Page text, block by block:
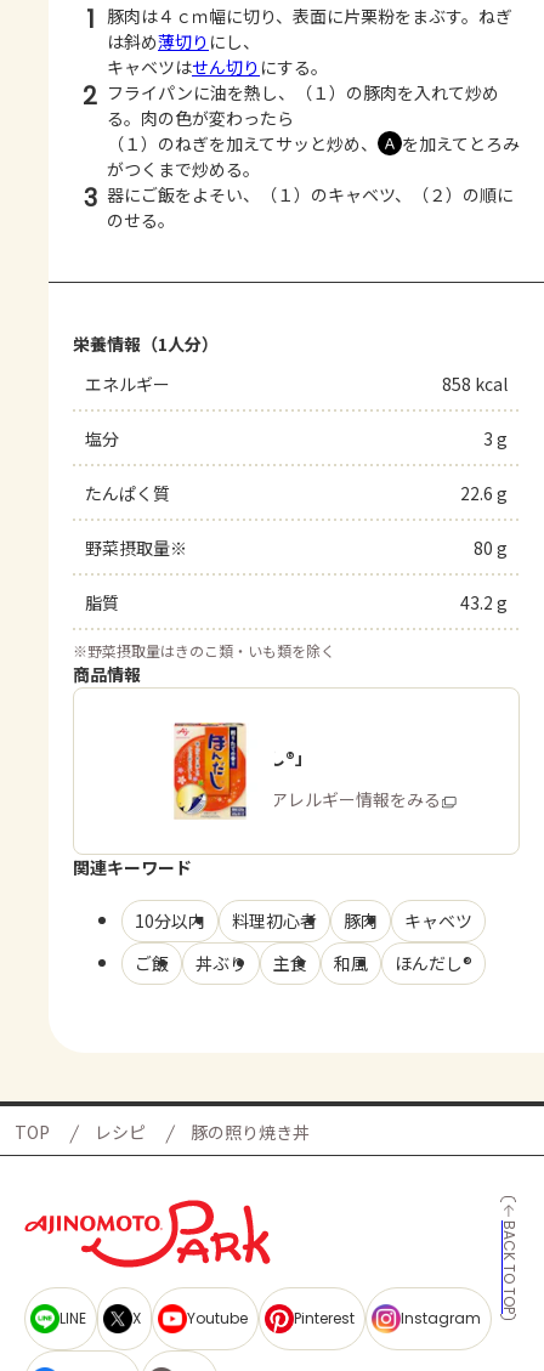
1 豚肉は４ｃｍ幅に切り、表面に片栗粉をまぶす。ねぎ
は斜め薄切り にし、
キャベツはせん切り にする。
2 フライパンに油を熱し、（１）の豚肉を入れて炒め
る。肉の色が変わったら
（１）のねぎを加えてサッと炒め、
Ａ を加えてとろみ
がつくまで炒める。
3 器にご飯をよそい、（１）のキャベツ、（２）の順に
のせる。
栄養情報（1人分）
エネルギー
858 kcal
塩分 3 g
たんぱく質 22.6 g
野菜摂取量※ 80 g
脂質 43.2 g
※野菜摂取量はきのこ類・いも類を除く
商品情報
「ほんだし®」
商品・アレルギー情報をみる
関連キーワード
10分以内 料理初心者 豚肉
キャベツ
ご飯
丼ぶり 主食 和風 ほんだし®
TOP レシピ 豚の照り焼き丼
BACK TO TOP
LINE X Youtube Pinterest Instagram